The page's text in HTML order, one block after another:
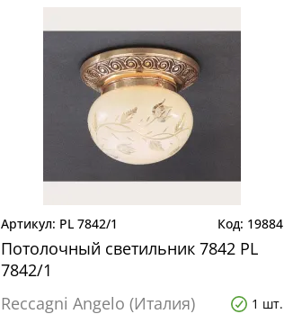
PL 7842/1 19884
Потолочный светильник 7842 PL
7842/1
Reccagni Angelo (Италия)
1 шт.